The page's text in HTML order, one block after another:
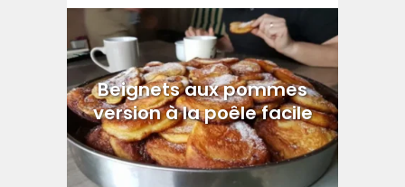
Beignets aux pommes
version à la poêle facile